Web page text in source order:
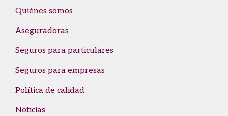
Quiénes somos
Aseguradoras
Seguros para particulares
Seguros para empresas
Política de calidad
Noticias